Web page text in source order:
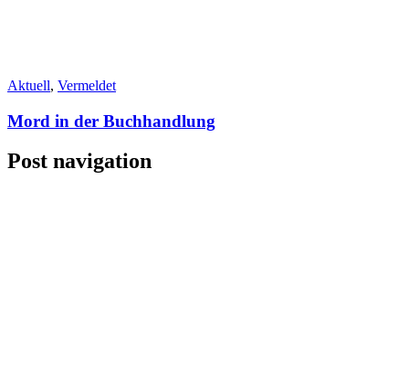
Aktuell, Vermeldet
Mord in der Buchhandlung
Post navigation